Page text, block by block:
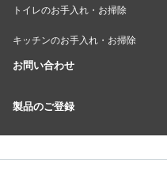
トイレのお手入れ・お掃除
キッチンのお手入れ・お掃除
お問い合わせ
製品のご登録